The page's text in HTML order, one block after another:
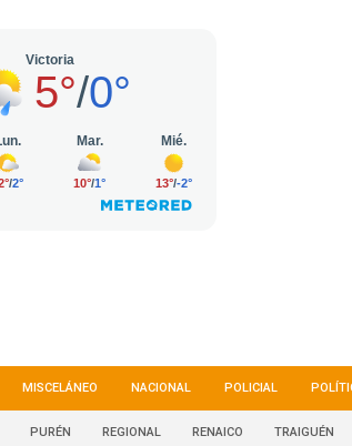
MISCELÁNEO NACIONAL POLICIAL
PURÉN REGIONAL RENAICO TRAIGUÉN